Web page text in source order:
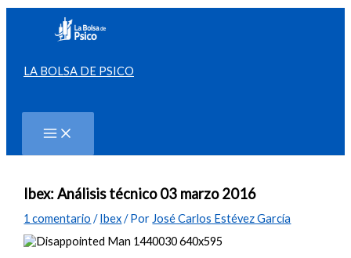
contenido
LA BOLSA DE PSICO
Ibex: Análisis técnico 03 marzo 2016
1 comentario /Ibex/ Por José Carlos Estévez García